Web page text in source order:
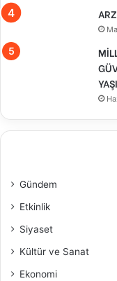
Gündem
Etkinlik
Siyaset
Kültür ve Sanat
Ekonomi